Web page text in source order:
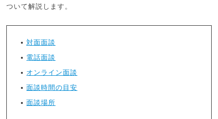
ついて解説します。
対面面談
電話面談
オンライン面談
面談時間の目安
面談場所